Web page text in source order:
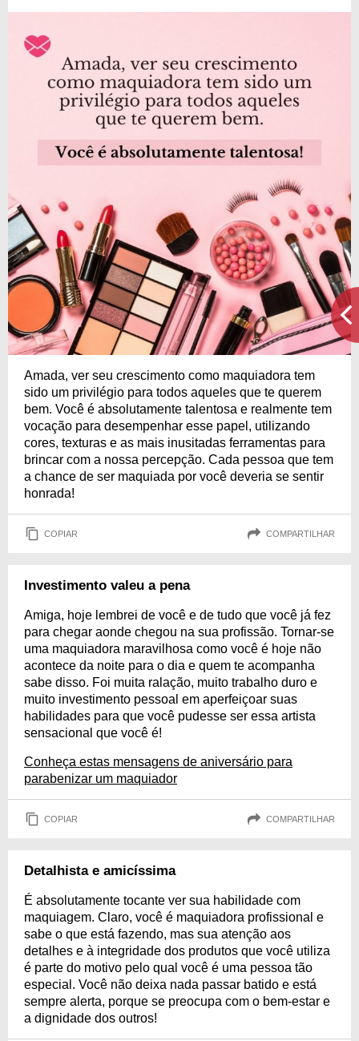
Amada, ver seu crescimento como maquiadora tem
sido um privilégio para todos aqueles que te querem
bem. Você é absolutamente talentosa e realmente tem
vocação para desempenhar esse papel, utilizando
cores, texturas e as mais inusitadas ferramentas para
brincar com a nossa percepção. Cada pessoa que tem
a chance de ser maquiada por você deveria se sentir
honrada!
COPIAR COMPARTILHAR
Investimento valeu a pena
Amiga, hoje lembrei de você e de tudo que você já fez
para chegar aonde chegou na sua profissão. Tornar-se
uma maquiadora maravilhosa como você é hoje não
acontece da noite para o dia e quem te acompanha
sabe disso. Foi muita ralação, muito trabalho duro e
muito investimento pessoal em aperfeiçoar suas
habilidades para que você pudesse ser essa artista
sensacional que você é!
Conheça estas mensagens de aniversário para
parabenizar um maquiador
COPIAR COMPARTILHAR
Detalhista e amicíssima
É absolutamente tocante ver sua habilidade com
maquiagem. Claro, você é maquiadora profissional e
sabe o que está fazendo, mas sua atenção aos
detalhes e à integridade dos produtos que você utiliza
é parte do motivo pelo qual você é uma pessoa tão
especial. Você não deixa nada passar batido e está
sempre alerta, porque se preocupa com o bem-estar e
a dignidade dos outros!